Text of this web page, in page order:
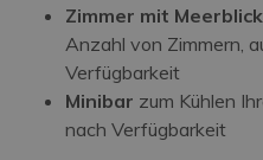
Zimmer mit Meerblick
Anzahl von Zimmern,
Verfügbarkeit
Minibar zum Kühlen
nach Verfügbarkeit